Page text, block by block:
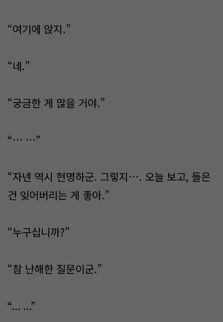
“여기에 앉지.”
“네.”
“궁금한 게 많을 거야.”
“… …”
“자넨 역시 현명하군. 그렇지…. 오늘 보고, 들은
건 잊어버리는 게 좋아.”
“누구십니까?”
“참 난해한 질문이군.”
“... ...”